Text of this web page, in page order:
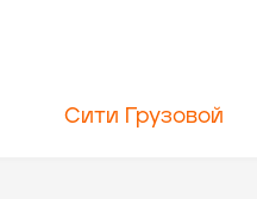
Сити Грузовой